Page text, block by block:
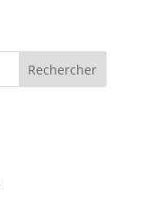
Rechercher